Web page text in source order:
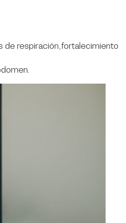
de respiración, fortalecimiento